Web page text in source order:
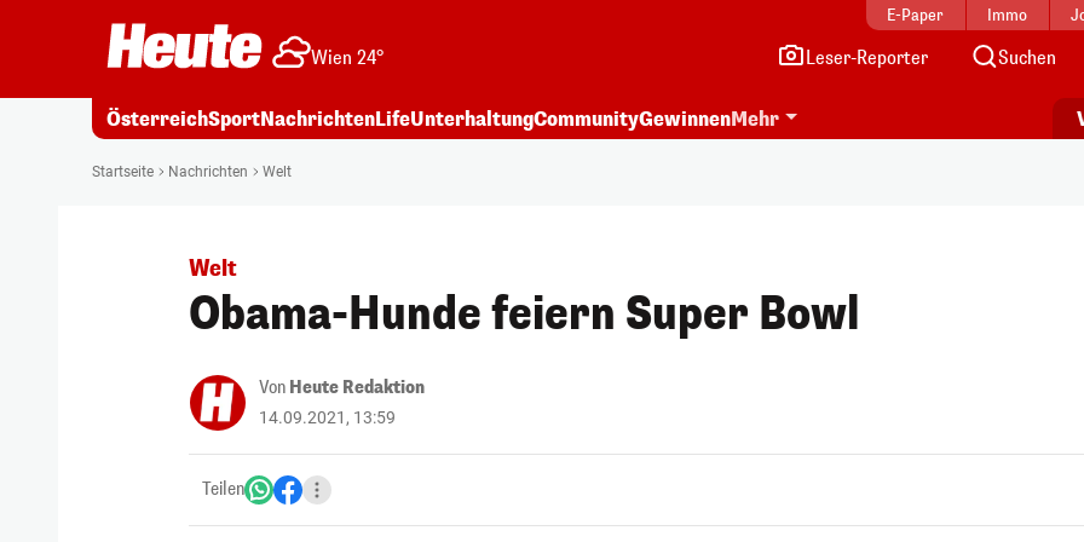
E-Paper Immo
Wien 24° Leser-Reporter Suchen
ÖsterreichSportNachrichtenLifeUnterhaltungCommunityGewinnenMehr
Startseite Nachrichten Welt
Welt
Obama-Hunde feiern Super Bowl
Von Heute Redaktion
14.09.2021, 13:59
Teilen